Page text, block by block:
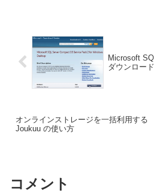
Microsoft
ダウンロー
オンラインストレージを一括利用する
Joukuu の使い方
コメント